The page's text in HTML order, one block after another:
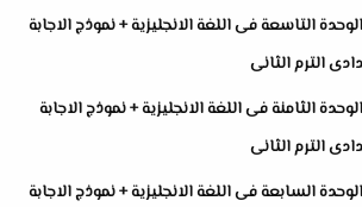
التاسعة فى اللغة الانجليزية + نموذج الاجابة
الترم الثانى
الثامنة فى اللغة الانجليزية + نموذج الاجابة
الترم الثانى
السابعة فى اللغة الانجليزية + نموذج الاجابة